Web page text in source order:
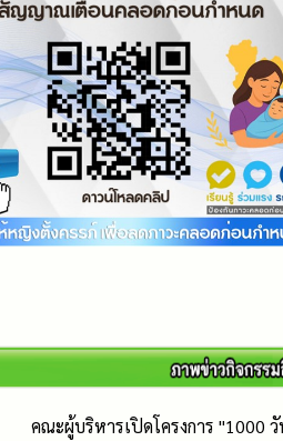
คณะผู้บริหารเปิดโครงการ "1000